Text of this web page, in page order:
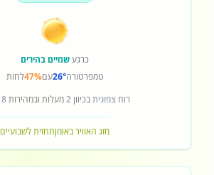
כרגעשמיים בהירים
טמפרטורה26°עם47%לחות
רוחצפוניתבכיוון2מעלות ובמהירות8
מזג האוויר באומןתחזית לשבועיים